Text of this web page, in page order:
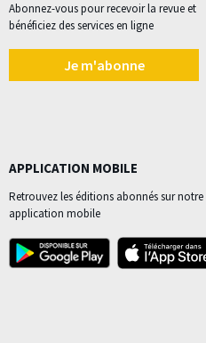
Abonnez-vous pour recevoir la revue et
bénéficiez des services en ligne
Je m'abonne
APPLICATION MOBILE
Retrouvez les éditions abonnés sur notre
application mobile